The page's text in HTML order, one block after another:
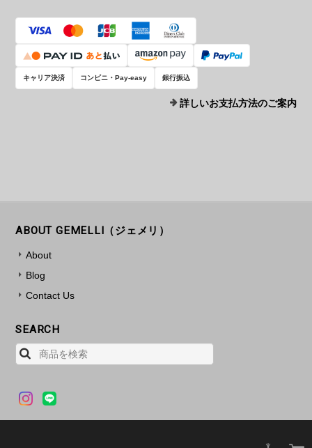
キャリア決済 コンビニ・Pay-easy 銀行振込
詳しいお支払方法のご案内
ABOUT GEMELLI（ジェメリ）
About
Blog
Contact Us
SEARCH